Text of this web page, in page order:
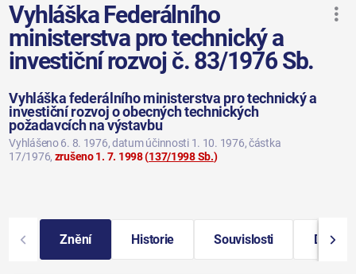
Vyhláška Federálního
ministerstva pro technický a
investiční rozvoj č. 83/1976 Sb.
Vyhláška federálního ministerstva pro technický a
investiční rozvoj o obecných technických
požadavcích na výstavbu
Vyhlášeno 6. 8. 1976, datum účinnosti 1. 10. 1976, částka
17/1976, zrušeno 1. 7. 1998(137/1998 Sb.)
Znění Historie Souvislosti Další